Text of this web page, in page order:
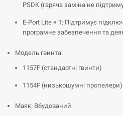
PSDK (гаряча заміна не
E-Port Lite × 1: Підтримує
програмне забезпечення та
Модель гвинта:
1157F (стандартні гвинти)
1154F (низькошумні пропелери)
Маяк: Вбудований